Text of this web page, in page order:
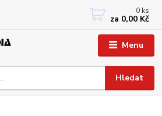
Menu
Hledat
+420 733767377
PO-PÁ: 8 - 12, 13 - 17
0 ks
za 0,00 Kč